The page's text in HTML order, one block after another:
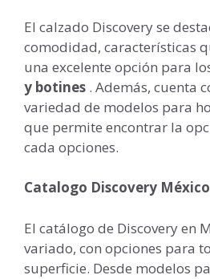
El calzado Discovery se
comodidad, características
una excelente opción para
y botines . Además, cuenta
variedad de modelos para
que permite encontrar la
cada opciones.
Catalogo Discovery México
El catálogo de Discovery en
variado, con opciones para
superficie. Desde modelos